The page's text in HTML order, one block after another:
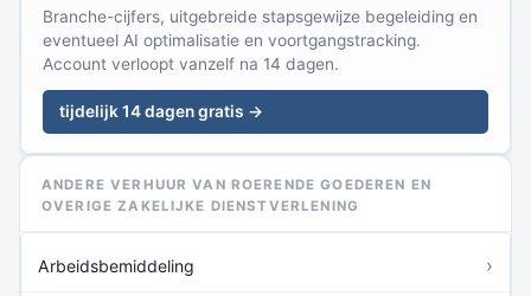
Branche-cijfers, uitgebreide stapsgewijze begeleiding en
eventueel AI optimalisatie en voortgangstracking.
Account verloopt vanzelf na 14 dagen.
tijdelijk 14 dagen gratis →
ANDERE VERHUUR VAN ROERENDE GOEDEREN EN
OVERIGE ZAKELIJKE DIENSTVERLENING
Arbeidsbemiddeling ›